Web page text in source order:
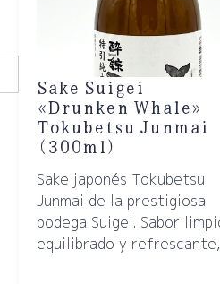
Sake Suigei
«Drunken Whale»
Tokubetsu Junmai
(300ml)
Sake japonés Tokubetsu
Junmai de la prestigiosa
bodega Suigei. Sabor
equilibrado y